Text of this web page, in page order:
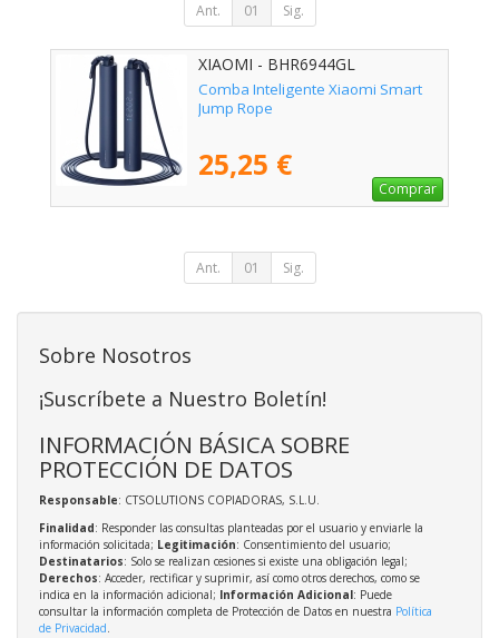
Ant. 01 Sig.
XIAOMI - BHR6944GL
Comba Inteligente Xiaomi Smart
Jump Rope
25,25 €
Comprar
Ant. 01 Sig.
Sobre Nosotros
¡Suscríbete a Nuestro Boletín!
INFORMACIÓN BÁSICA SOBRE
PROTECCIÓN DE DATOS
Responsable: CTSOLUTIONS COPIADORAS, S.L.U.
Finalidad: Responder las consultas planteadas por el usuario y enviarle la
información solicitada; Legitimación: Consentimiento del usuario;
Destinatarios: Solo se realizan cesiones si existe una obligación legal;
Derechos: Acceder, rectificar y suprimir, así como otros derechos, como se
indica en la información adicional; Información Adicional: Puede
consultar la información completa de Protección de Datos en nuestra Política
de Privacidad.